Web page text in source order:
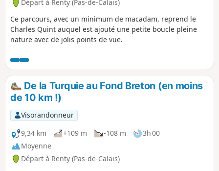
Départ à Renty (Pas-de-Calais)
Ce parcours, avec un minimum de macadam, reprend le
Charles Quint auquel est ajouté une petite boucle pleine
nature avec de jolis points de vue.
De la Turquie au Fond Breton (en moins
de 10 km !)
Visorandonneur
9,34 km
+109 m -108 m
3h 00
Moyenne
Départ à Renty (Pas-de-Calais)